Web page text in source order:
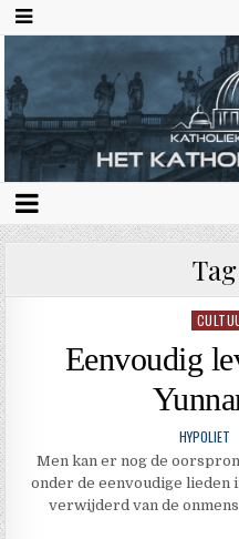
Eenvoudig
HYPOLIET
Men kan er nog de
onder de eenvoudige lieden
verwijderd van de